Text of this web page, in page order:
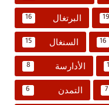
19 البرتغال 16
16 السنغال 15
الأدارسة 8
7 التمدن 6